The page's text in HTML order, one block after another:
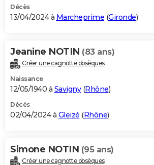
Décès
13/04/2024 à Marcheprime (Gironde)
Jeanine NOTIN (83 ans)
Créer une cagnotte obsèques
Naissance
12/05/1940 à Savigny(Rhône)
Décès
02/04/2024 à Gleizé (Rhône)
Simone NOTIN (95 ans)
Créer une cagnotte obsèques